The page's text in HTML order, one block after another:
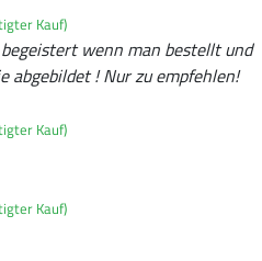
Kauf)
wenn man bestellt und
abgebildet ! Nur zu empfehlen!
Kauf)
Kauf)